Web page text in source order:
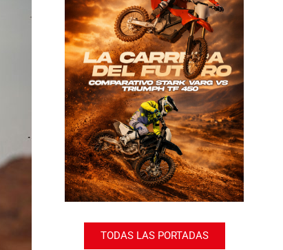
TODAS LAS PORTADAS